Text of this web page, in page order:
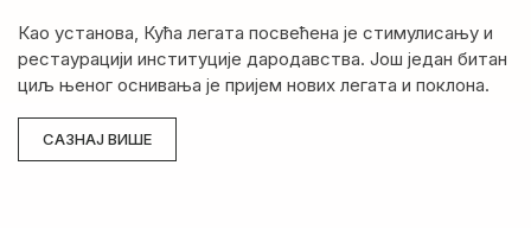
Као установа, Кућа легата посвећена је стимулисању и
рестаурацији институције дародавства. Још један битан
циљ њеног оснивања је пријем нових легата и поклона.
САЗНАЈ ВИШЕ